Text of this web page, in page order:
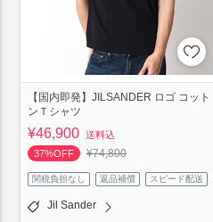
【国内即発】JILSANDER ロゴ コット
ンＴシャツ
¥46,900 送料込
37%OFF
¥74,800
関税負担なし 返品補償 スピード配送
Jil Sander